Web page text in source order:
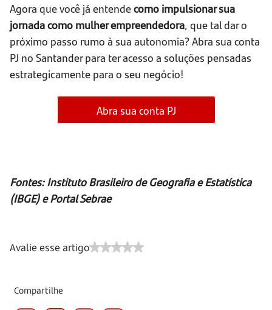
Agora que você já entendecomo impulsionar sua
jornada como mulher empreendedora, que tal dar o
próximo passo rumo à sua autonomia? Abra sua conta
PJ no Santander para ter acesso a soluções pensadas
estrategicamente para o seu negócio!
Abra sua conta PJ
Fontes: Instituto Brasileiro de Geografia e Estatística
(IBGE) e Portal Sebrae
Avalie esse artigo
Compartilhe